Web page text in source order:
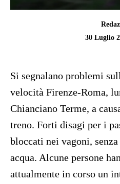
30 Luglio
Si segnalano problemi
velocità Firenze-Roma,
Chianciano Terme, a
treno. Forti disagi per i
bloccati nei vagoni,
acqua. Alcune persone
attualmente in corso un